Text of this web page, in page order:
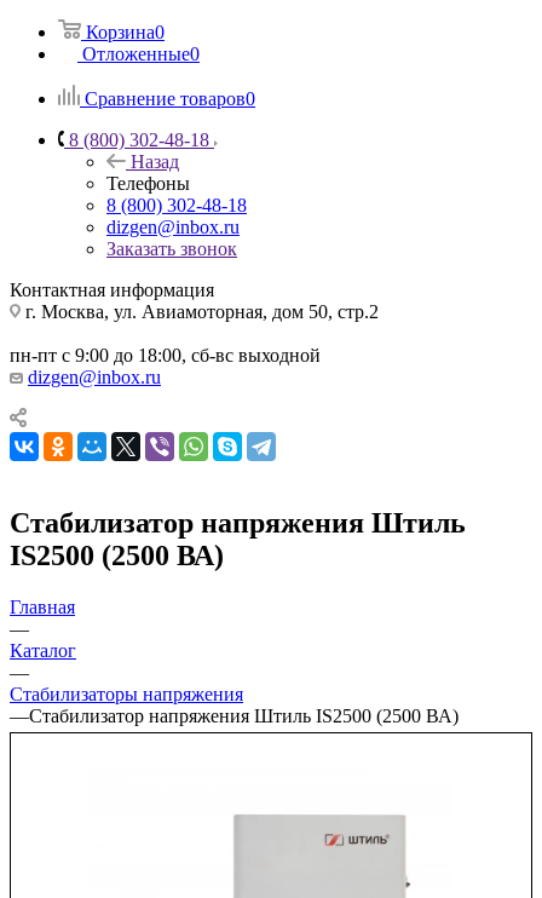
Корзина0
Отложенные0
Сравнение товаров0
8 (800) 302-48-18
Назад
Телефоны
8 (800) 302-48-18
dizgen@inbox.ru
Заказать звонок
Контактная информация
г. Москва, ул. Авиамоторная, дом 50, стр.2
пн-пт с 9:00 до 18:00, сб-вс выходной
dizgen@inbox.ru
Стабилизатор напряжения Штиль
IS2500 (2500 ВА)
Главная
—
Каталог
—
Стабилизаторы напряжения
—Стабилизатор напряжения Штиль IS2500 (2500 ВА)